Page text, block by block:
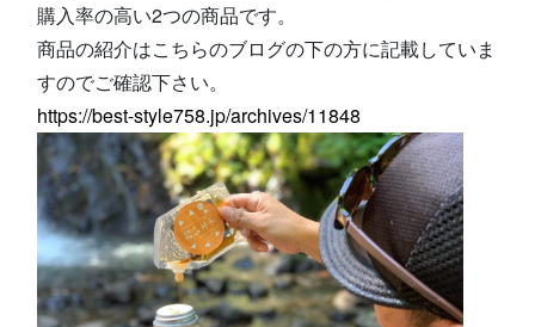
購入率の高い2つの商品です。
商品の紹介はこちらのブログの下の方に記載していま
すのでご確認下さい。
https://best-style758.jp/archives/11848